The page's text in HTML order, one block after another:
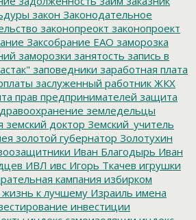
закон Законодательное
законопреокт законопроект
Заксобрание ЕАО заморозка
заморозки занятость запись в
заповедники заработная плата
заслуженный работник ЖКХ
прав предпринимателей защита
земледельцы
земский доктор Земский_учитель
золотой губернатор Золотухин
Иван Благодырь Иван
ИВЛ ивс Игорь Ткачев игрушки
кампания избирком
к лучшему Израиль имена
инвестиции